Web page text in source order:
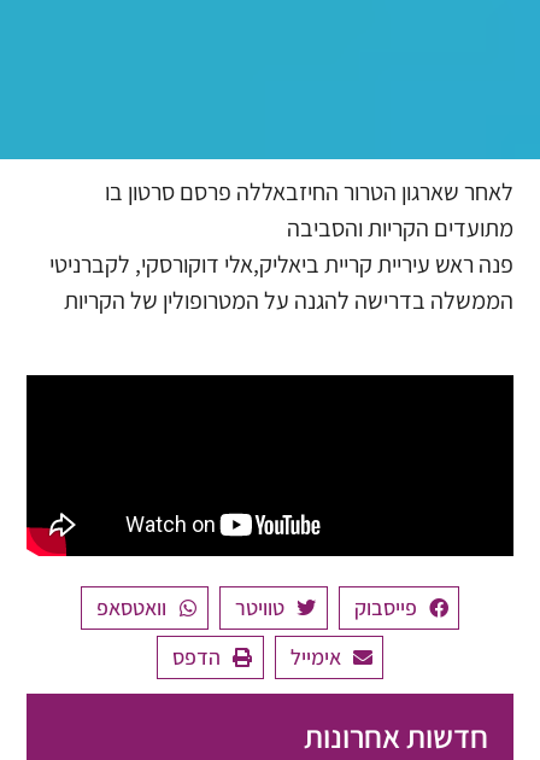
לאחר שארגון הטרור החיזבאללה פרסם סרטון בו
מתועדים הקריות והסביבה
פנה ראש עיריית קריית ביאליק,אלי דוקורסקי, לקברניטי
הממשלה בדרישה להגנה על המטרופולין של הקריות
פייסבוק טוויטר
וואטסאפ
אימייל
הדפס
חדשות אחרונות